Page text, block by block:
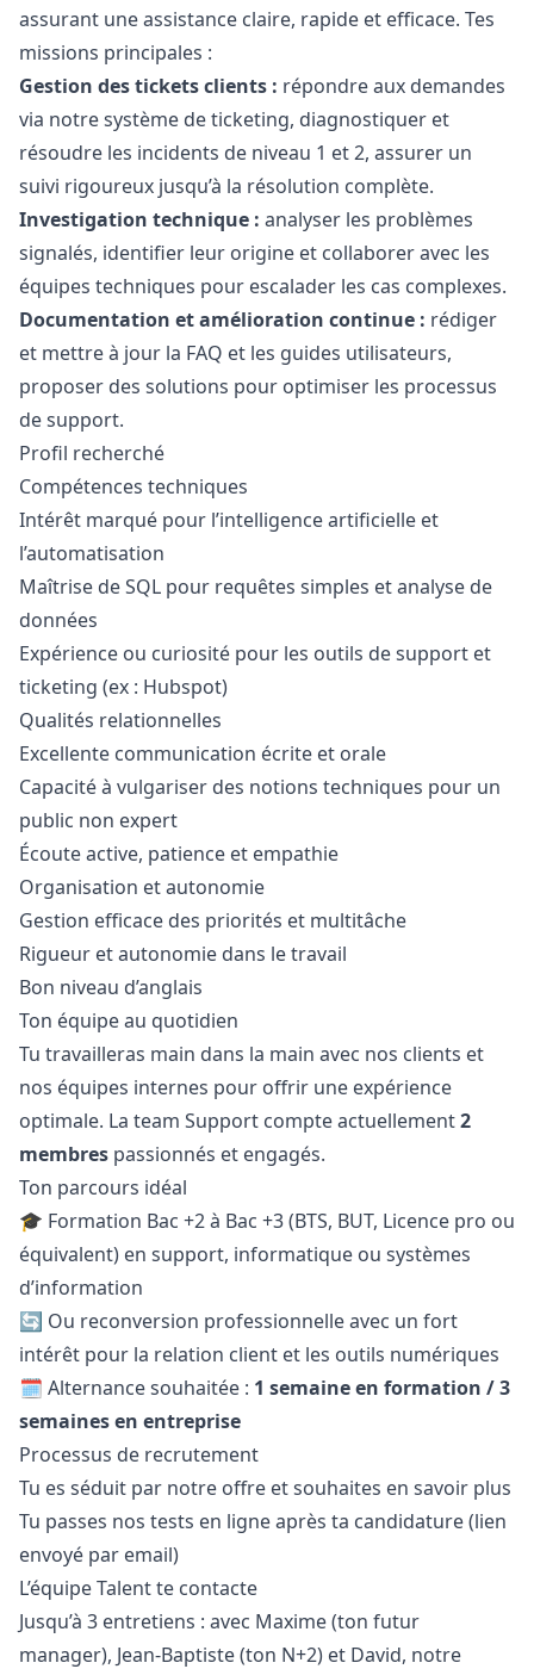
assurant une assistance claire, rapide et efficace. Tes
missions principales :
Gestion des tickets clients : répondre aux demandes
via notre système de ticketing, diagnostiquer et
résoudre les incidents de niveau 1 et 2, assurer un
suivi rigoureux jusqu’à la résolution complète.
Investigation technique : analyser les problèmes
signalés, identifier leur origine et collaborer avec les
équipes techniques pour escalader les cas complexes.
Documentation et amélioration continue : rédiger
et mettre à jour la FAQ et les guides utilisateurs,
proposer des solutions pour optimiser les processus
de support.
Profil recherché
Compétences techniques
Intérêt marqué pour l’intelligence artificielle et
l’automatisation
Maîtrise de SQL pour requêtes simples et analyse de
données
Expérience ou curiosité pour les outils de support et
ticketing (ex : Hubspot)
Qualités relationnelles
Excellente communication écrite et orale
Capacité à vulgariser des notions techniques pour un
public non expert
Écoute active, patience et empathie
Organisation et autonomie
Gestion efficace des priorités et multitâche
Rigueur et autonomie dans le travail
Bon niveau d’anglais
Ton équipe au quotidien
Tu travailleras main dans la main avec nos clients et
nos équipes internes pour offrir une expérience
optimale. La team Support compte actuellement2
membres passionnés et engagés.
Ton parcours idéal
🎓 Formation Bac +2 à Bac +3 (BTS, BUT, Licence pro ou
équivalent) en support, informatique ou systèmes
d’information
🔄 Ou reconversion professionnelle avec un fort
intérêt pour la relation client et les outils numériques
🗓️ Alternance souhaitée : 1 semaine en formation / 3
semaines en entreprise
Processus de recrutement
Tu es séduit par notre offre et souhaites en savoir plus
Tu passes nos tests en ligne après ta candidature (lien
envoyé par email)
L’équipe Talent te contacte
Jusqu’à 3 entretiens : avec Maxime (ton futur
manager), Jean-Baptiste (ton N+2) et David, notre